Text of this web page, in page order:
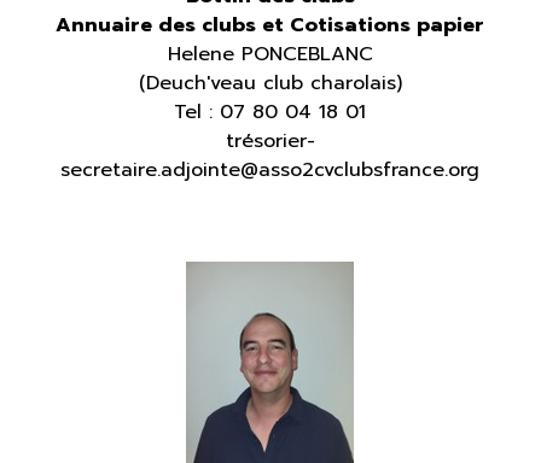
Annuaire des clubs et Cotisations papier
Helene PONCEBLANC
(Deuch'veau club charolais)
Tel : 07 80 04 18 01
trésorier-
secretaire.adjointe@asso2cvclubsfrance.org